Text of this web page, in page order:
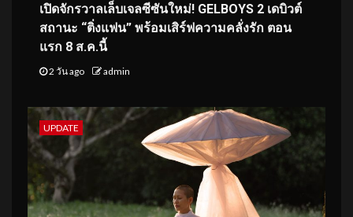
เปิดจักรวาลเล็บเจลซีซันใหม่! GELBOYS 2 เดบิวต์
สถานะ “ติ่งแฟน” พร้อมเสิร์ฟความคลั่งรัก ตอน
แรก 8 ส.ค.นี้
2 วัน ago admin
UPDATE